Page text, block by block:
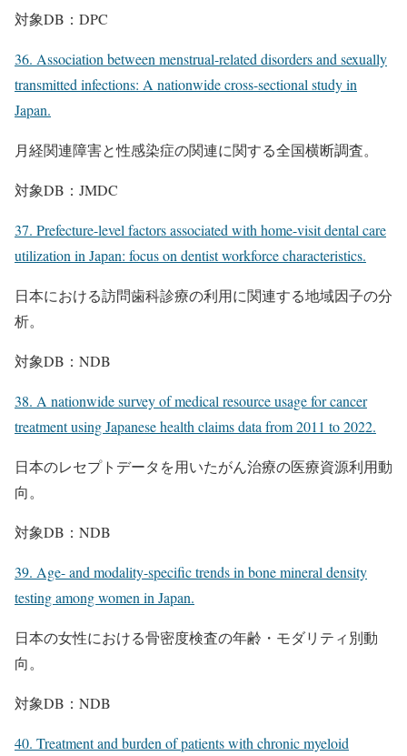
対象DB：DPC
36. Association between menstrual-related disorders and sexually
transmitted infections: A nationwide cross-sectional study in
Japan.
月経関連障害と性感染症の関連に関する全国横断調査。
対象DB：JMDC
37. Prefecture-level factors associated with home-visit dental care
utilization in Japan: focus on dentist workforce characteristics.
日本における訪問歯科診療の利用に関連する地域因子の分
析。
対象DB：NDB
38. A nationwide survey of medical resource usage for cancer
treatment using Japanese health claims data from 2011 to 2022.
日本のレセプトデータを用いたがん治療の医療資源利用動
向。
対象DB：NDB
39. Age- and modality-specific trends in bone mineral density
testing among women in Japan.
日本の女性における骨密度検査の年齢・モダリティ別動
向。
対象DB：NDB
40. Treatment and burden of patients with chronic myeloid